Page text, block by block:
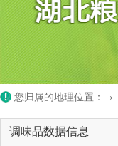
您归属的地理位置： ›
调味品数据信息